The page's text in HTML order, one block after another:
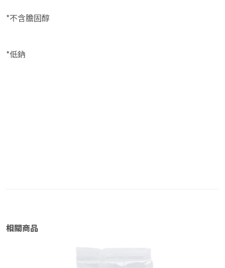
*不含膽固醇
*低鈉
相關商品